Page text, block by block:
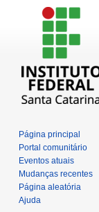
Página principal
Portal comunitário
Eventos atuais
Mudanças recentes
Página aleatória
Ajuda